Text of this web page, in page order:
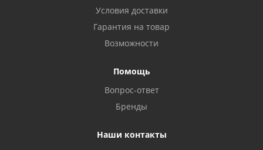
Условия доставки
Гарантия на товар
Возможности
Помощь
Вопрос-ответ
Бренды
Наши контакты